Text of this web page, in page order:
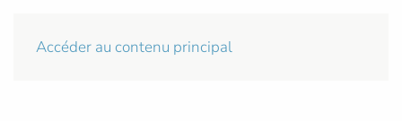
Accéder au contenu principal